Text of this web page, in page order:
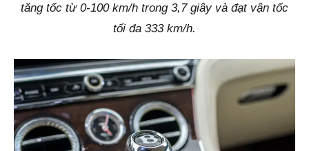
tăng tốc từ 0-100 km/h trong 3,7 giây và đạt vận tốc
tối đa 333 km/h.